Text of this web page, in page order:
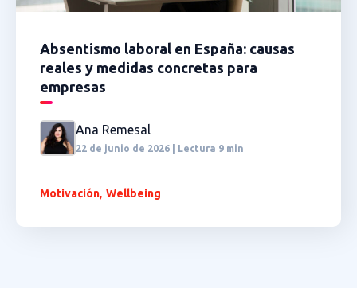
Absentismo laboral en España: causas
reales y medidas concretas para
empresas
Ana Remesal
22 de junio de 2026 | Lectura 9 min
Motivación, Wellbeing